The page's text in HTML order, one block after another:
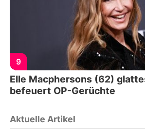
9
Elle Macphersons (62)
befeuert OP-Gerüchte
Aktuelle Artikel